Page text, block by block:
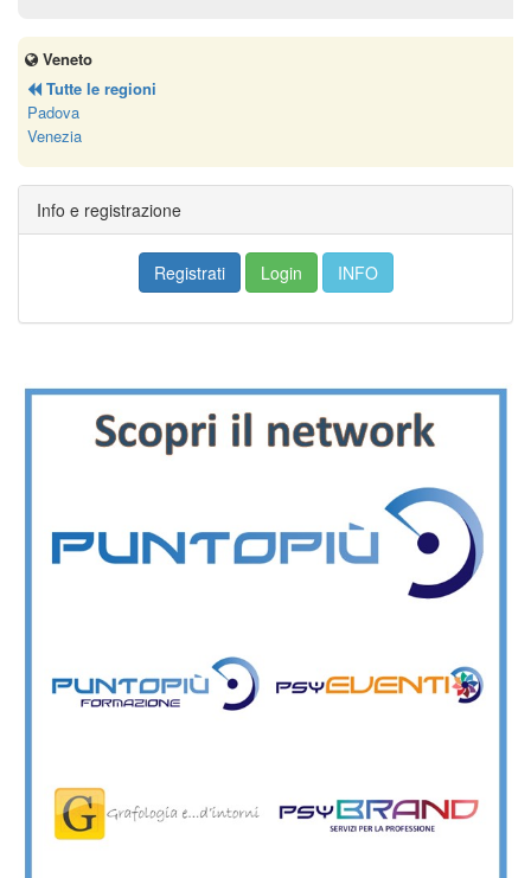
Veneto
Tutte le regioni
Padova
Venezia
Info e registrazione
Registrati Login INFO